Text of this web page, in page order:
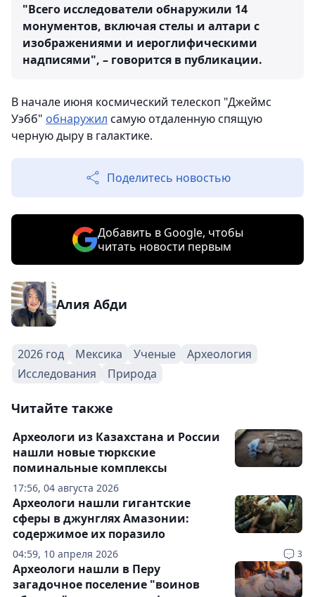
"Всего исследователи обнаружили 14
монументов, включая стелы и алтари с
изображениями и иероглифическими
надписями", – говорится в публикации.
В начале июня космический телескоп "Джеймс
Уэбб" обнаружил самую отдаленную спящую
черную дыру в галактике.
Поделитесь новостью
Добавить в Google, чтобы
читать новости первым
Алия Абди
2026 год Мексика Ученые
Археология
Исследования
Природа
Читайте также
17:56, 04 августа 2026
Археологи из Казахстана и России
нашли новые тюркские
поминальные комплексы
04:59, 10 апреля 2026 3
Археологи нашли гигантские
сферы в джунглях Амазонии:
содержимое их поразило
Археологи нашли в Перу
загадочное поселение "воинов